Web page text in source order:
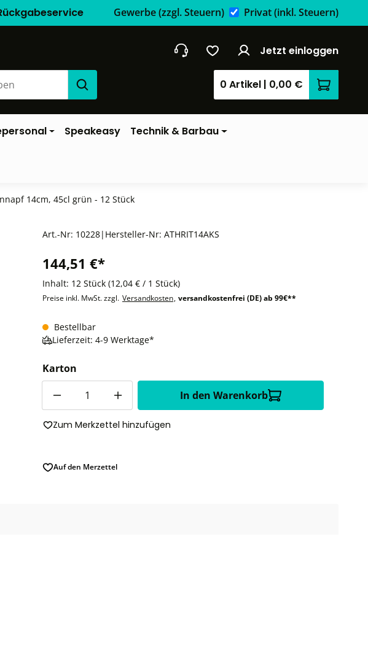
Gewerbe(zzgl. Steuern) Privat(inkl. Steuern)
Jetzt einloggen
0 Artikel | 0,00 €
Speakeasy Technik & Barbau
14cm, 45cl grün - 12 Stück
Art.-Nr: 10228| Hersteller-Nr: ATHRIT14AKS
144,51 €*
Inhalt: 12 Stück (12,04 € / 1 Stück)
Preise inkl. MwSt. zzgl. Versandkosten, versandkostenfrei (DE) ab 99€**
Bestellbar
Lieferzeit: 4-9 Werktage*
Karton
In den Warenkorb
Zum Merkzettel hinzufügen
Auf den Merzettel